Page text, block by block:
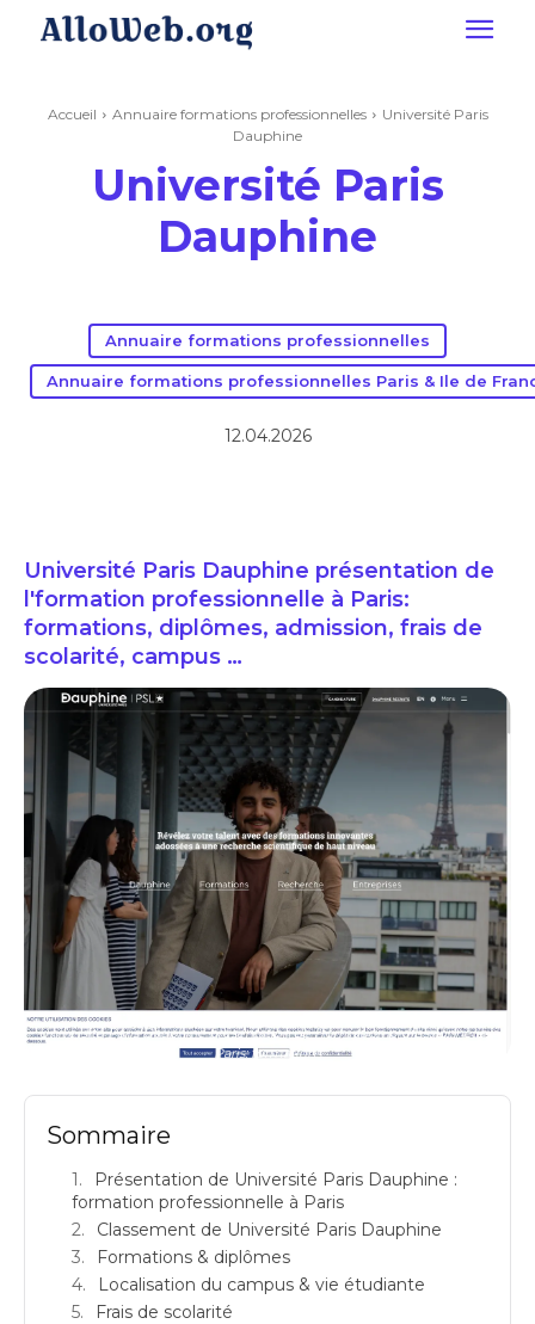
Accueil Annuaire formations professionnelles
Université Paris
Dauphine
Université Paris
Dauphine
Annuaire formations professionnelles
Annuaire formations professionnelles Paris & Ile de
12.04.2026
Université Paris Dauphine présentation de
l'formation professionnelle à Paris:
formations, diplômes, admission, frais de
scolarité, campus …
Université Paris Dauphine présentation de l'formation professionnelle à
Paris: formations
Sommaire
Présentation de Université Paris Dauphine :
formation professionnelle à Paris
Classement de Université Paris Dauphine
Formations & diplômes
Localisation du campus & vie étudiante
Frais de scolarité